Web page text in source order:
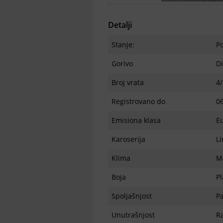
Detalji
Stanje:
Gorivo
Broj vrata
Registrovano do
Emisiona klasa
Karoserija
Klima
Boja
Spoljašnjost
Unutrašnjost